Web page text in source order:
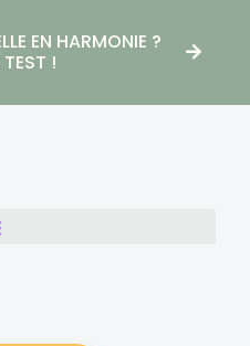
EN HARMONIE ?
TEST !